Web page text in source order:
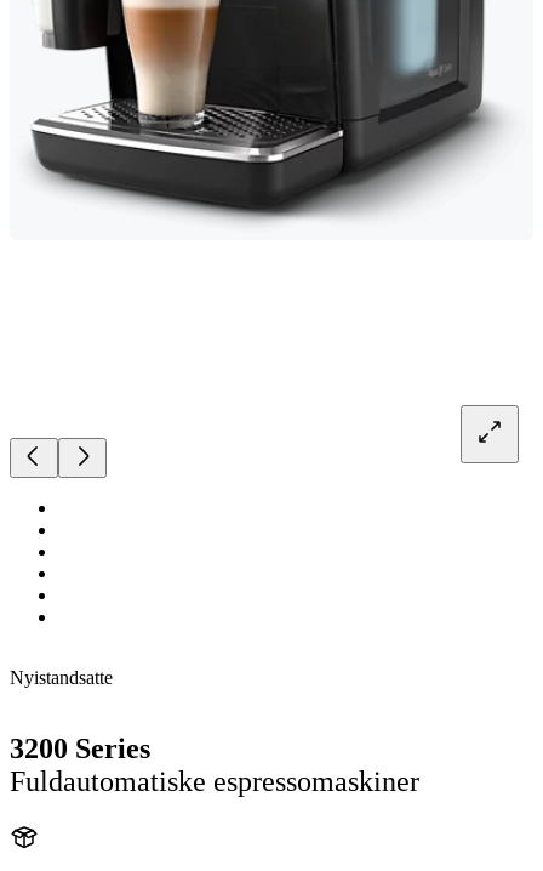
Nyistandsatte
3200 Series
Fuldautomatiske espressomaskiner